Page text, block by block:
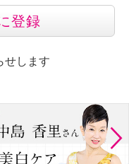
登録
せします